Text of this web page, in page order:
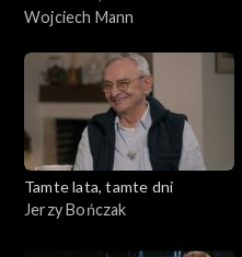
Wojciech Mann
Tamte lata, tamte dni
Jerzy Bończak